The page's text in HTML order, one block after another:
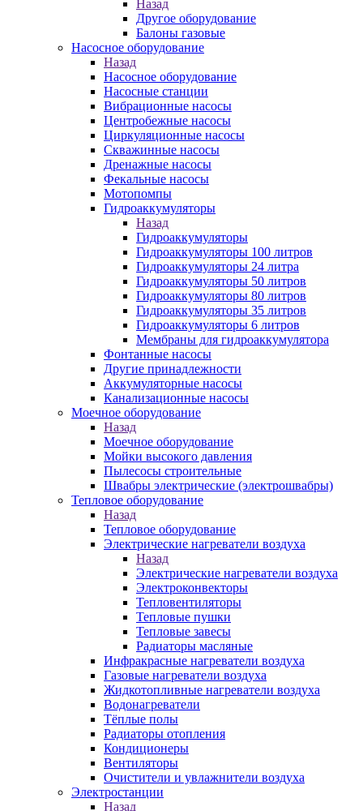
Назад
Другое оборудование
Балоны газовые
Насосное оборудование
Назад
Насосное оборудование
Насосные станции
Вибрационные насосы
Центробежные насосы
Циркуляционные насосы
Скважинные насосы
Дренажные насосы
Фекальные насосы
Мотопомпы
Гидроаккумуляторы
Назад
Гидроаккумуляторы
Гидроаккумуляторы 100 литров
Гидроаккумуляторы 24 литра
Гидроаккумуляторы 50 литров
Гидроаккумуляторы 80 литров
Гидроаккумуляторы 35 литров
Гидроаккумуляторы 6 литров
Мембраны для гидроаккумулятора
Фонтанные насосы
Другие принадлежности
Аккумуляторные насосы
Канализационные насосы
Моечное оборудование
Назад
Моечное оборудование
Мойки высокого давления
Пылесосы строительные
Швабры электрические (электрошвабры)
Тепловое оборудование
Назад
Тепловое оборудование
Электрические нагреватели воздуха
Назад
Электрические нагреватели воздуха
Электроконвекторы
Тепловентиляторы
Тепловые пушки
Тепловые завесы
Радиаторы масляные
Инфракрасные нагреватели воздуха
Газовые нагреватели воздуха
Жидкотопливные нагреватели воздуха
Водонагреватели
Тёплые полы
Радиаторы отопления
Кондиционеры
Вентиляторы
Очистители и увлажнители воздуха
Электростанции
Назад